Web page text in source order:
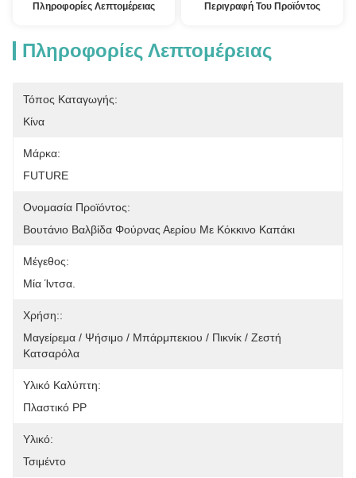
Πληροφορίες Λεπτομέρειας Περιγραφή Του Προϊόντος
Πληροφορίες Λεπτομέρειας
Τόπος Καταγωγής:
Κίνα
Μάρκα:
FUTURE
Ονομασία Προϊόντος:
Βουτάνιο Βαλβίδα Φούρνας Αερίου Με Κόκκινο Καπάκι
Μέγεθος:
Μία Ίντσα.
Χρήση::
Μαγείρεμα / Ψήσιμο / Μπάρμπεκιου / Πικνίκ / Ζεστή
Κατσαρόλα
Υλικό Καλύπτη:
Πλαστικό PP
Υλικό:
Τσιμέντο